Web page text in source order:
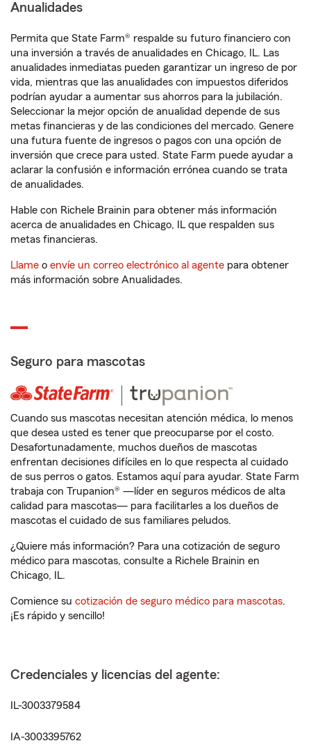
Anualidades
Permita que State Farm® respalde su futuro financiero con
una inversión a través de anualidades en Chicago, IL. Las
anualidades inmediatas pueden garantizar un ingreso de por
vida, mientras que las anualidades con impuestos diferidos
podrían ayudar a aumentar sus ahorros para la jubilación.
Seleccionar la mejor opción de anualidad depende de sus
metas financieras y de las condiciones del mercado. Genere
una futura fuente de ingresos o pagos con una opción de
inversión que crece para usted. State Farm puede ayudar a
aclarar la confusión e información errónea cuando se trata
de anualidades.
Hable con Richele Brainin para obtener más información
acerca de anualidades en Chicago, IL que respalden sus
metas financieras.
Llame o envíe un correo electrónico al agente para obtener
más información sobre Anualidades.
Seguro para mascotas
Cuando sus mascotas necesitan atención médica, lo menos
que desea usted es tener que preocuparse por el costo.
Desafortunadamente, muchos dueños de mascotas
enfrentan decisiones difíciles en lo que respecta al cuidado
de sus perros o gatos. Estamos aquí para ayudar. State Farm
trabaja con Trupanion® —líder en seguros médicos de alta
calidad para mascotas— para facilitarles a los dueños de
mascotas el cuidado de sus familiares peludos.
¿Quiere más información? Para una cotización de seguro
médico para mascotas, consulte a Richele Brainin en
Chicago, IL.
Comience su cotización de seguro médico para mascotas.
¡Es rápido y sencillo!
Credenciales y licencias del agente:
IL-3003379584
IA-3003395762